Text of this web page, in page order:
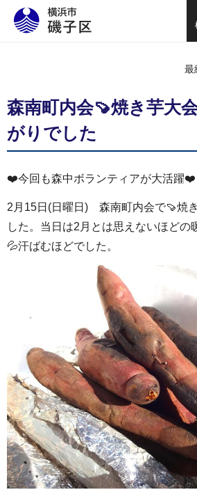
最
森南町内会🍠焼き芋大
がりでした
❤️今回も森中ボランティアが大活躍❤️
2月15日(日曜日) 森南町内会で🍠焼
した。当日は2月とは思えないほどの
💦汗ばむほどでした。